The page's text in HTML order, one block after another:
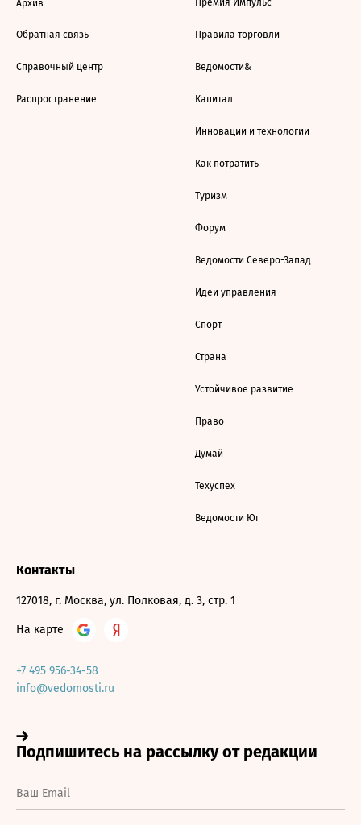
Архив
Обратная связь
Справочный центр
Распространение
Премия Импульс
Правила торговли
Ведомости&
Капитал
Инновации и технологии
Как потратить
Туризм
Форум
Ведомости Северо-Запад
Идеи управления
Спорт
Страна
Устойчивое развитие
Право
Думай
Техуспех
Ведомости Юг
Контакты
127018, г. Москва, ул. Полковая, д. 3, стр. 1
На карте
+7 495 956-34-58
info@vedomosti.ru